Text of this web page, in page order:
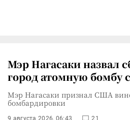
Мэр Нагасаки назвал
город атомную бомбу
Мэр Нагасаки признал США
бомбардировки
9 августа 2026, 06:43 21